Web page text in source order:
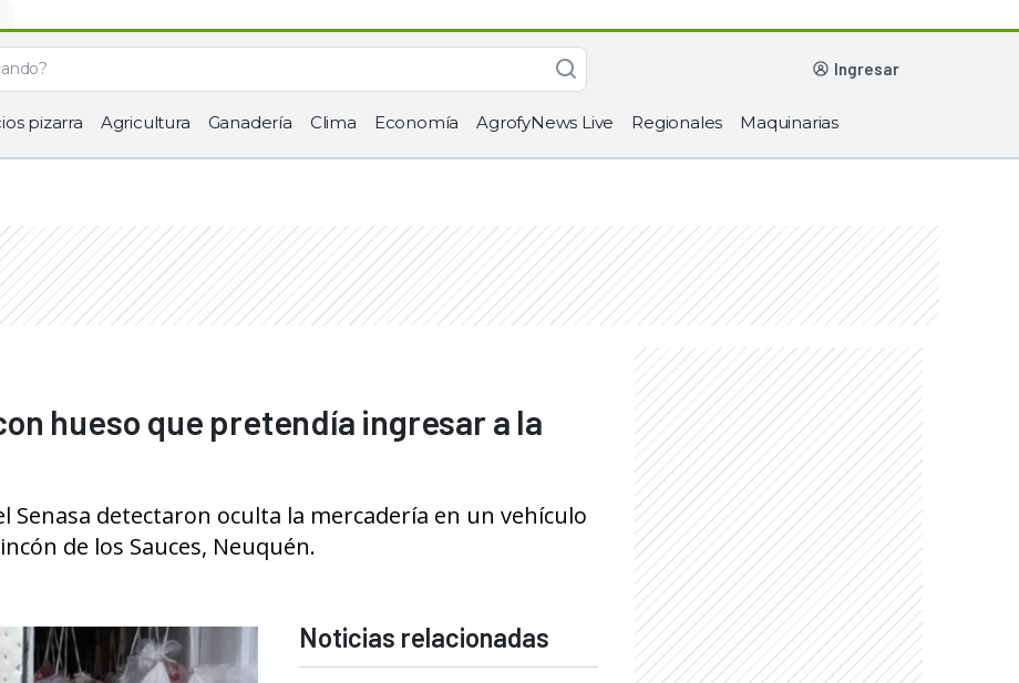
ingresar
pizarra Agricultura Ganadería Clima Economía AgrofyNews Live Regionales Maquinarias
hueso que pretendía ingresar a la
Senasa detectaron oculta la mercadería en un vehículo
de los Sauces, Neuquén.
Noticias relacionadas